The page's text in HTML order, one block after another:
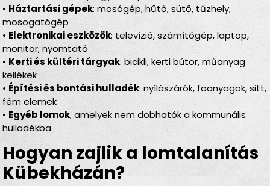
• Háztartási gépek: mosógép, hűtő, sütő, tűzhely,
mosogatógép
• Elektronikai eszközök: televízió, számítógép, laptop,
monitor, nyomtató
• Kerti és kültéri tárgyak: bicikli, kerti bútor, műanyag
kellékek
• Építési és bontási hulladék: nyílászárók, faanyagok, sitt,
fém elemek
• Egyéb lomok, amelyek nem dobhatók a kommunális
hulladékba
Hogyan zajlik a lomtalanítás
Kübekházán?